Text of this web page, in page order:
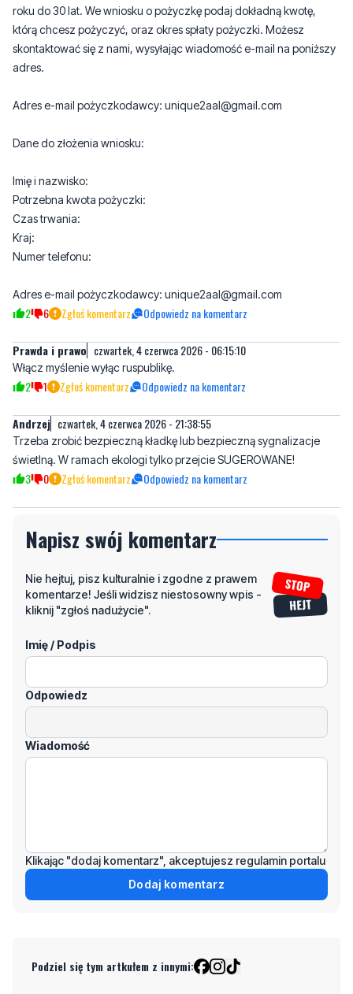
adres.
Adres e-mail pożyczkodawcy: unique2aal@gmail.com
Potrzebna kwota pożyczki:
Kraj:
Numer telefonu:
Adres e-mail pożyczkodawcy: unique2aal@gmail.com
2 6 Zgłoś komentarz
Prawda i prawo czwartek, 4 czerwca 2026 - 06:15:10
Włącz myślenie wyłąc ruspublikę.
Andrzej czwartek, 4 czerwca 2026 - 21:38:55
Trzeba zrobić bezpieczną kładkę lub bezpieczną sygnalizacje
3 0 Zgłoś komentarz Odpowiedz na komentarz
Napisz swój komentarz
komentarze! Jeśli widzisz niestosowny wpis -
kliknij "zgłoś nadużycie".
Imię / Podpis
Odpowiedz
Wiadomość